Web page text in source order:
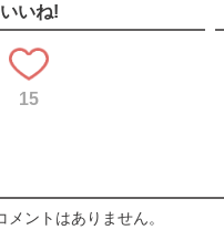
いいね!
15
メントはありません。